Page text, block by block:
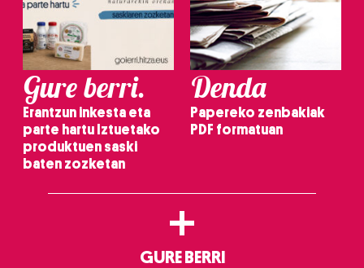
Gure berri.
Erantzun inkesta eta
parte hartu Iztuetako
produktuen saski
baten zozketan
Denda
Papereko zenbakiak
PDF formatuan
+
GURE BERRI